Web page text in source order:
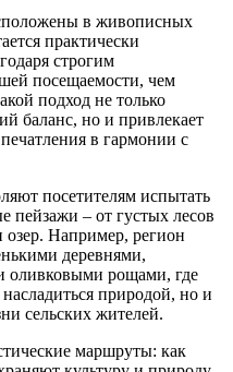
в живописных
практически
строгим
посещаемости, чем
подход не только
баланс, но и привлекает
в гармонии с
посетителям испытать
пейзажи – от густых лесов
Например, регион
деревнями,
оливковыми рощами, где
насладиться природой, но и
сельских жителей.